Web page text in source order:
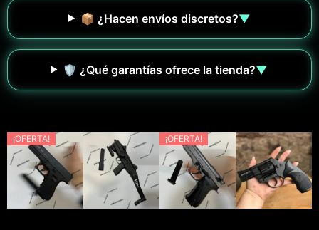
📦 ¿Hacen envíos discretos?▼
🛡️ ¿Qué garantías ofrece la tienda?▼
¡OFERTA! ¡OFERTA!